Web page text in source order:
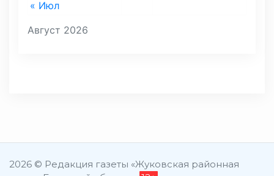
Август 2026
« Июл
2026 © Редакция газеты «Жуковская районная